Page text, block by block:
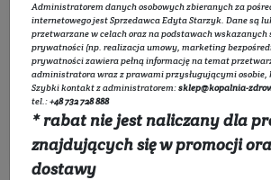
Wybierz kategorie:
Rozwiń listę
Administratorem danych osobowych zbieranych za
internetowego jest Sprzedawca Edyta Starzyk. Dane są
przetwarzane w celach oraz na podstawach wskazanych
prywatności (np. realizacja umowy, marketing
prywatnościzawiera pełną informację na temat
administratora wraz z prawami przysługującymi osobie,
Szybki kontakt z administratorem:sklep@kopalnia-
tel.:+48 732 728 888
* rabat nie jest naliczany dla
znajdujących się w promocji
dostawy